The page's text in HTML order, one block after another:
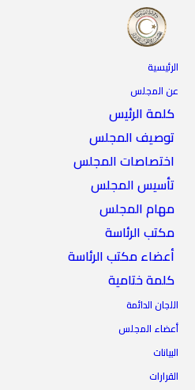
الرئيسية
عن المجلس
كلمة الرئيس
توصيف المجلس
اختصاصات المجلس
تأسيس المجلس
مهام المجلس
مكتب الرئاسة
أعضاء مكتب الرئاسة
كلمة ختامية
اللجان الدائمة
أعضاء المجلس
البيانات
القرارات